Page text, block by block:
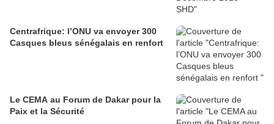
Centrafrique: l’ONU va envoyer 300
Casques bleus sénégalais en renfort
Le CEMA au Forum de Dakar pour la
Paix et la Sécurité